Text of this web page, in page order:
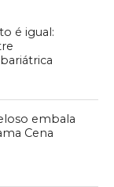
é igual:
embala
Cena